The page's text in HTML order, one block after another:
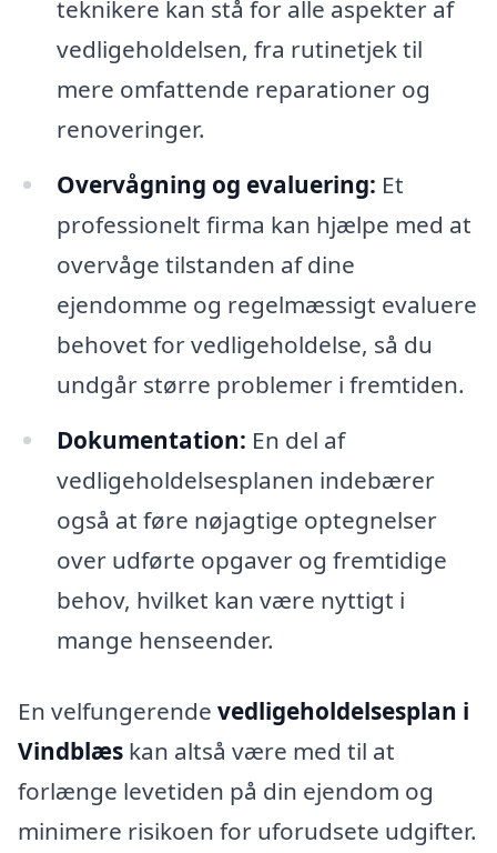
teknikere kan stå for alle aspekter af
vedligeholdelsen, fra rutinetjek til
mere omfattende reparationer og
renoveringer.
Overvågning og evaluering: Et
professionelt firma kan hjælpe med at
overvåge tilstanden af dine
ejendomme og regelmæssigt evaluere
behovet for vedligeholdelse, så du
undgår større problemer i fremtiden.
Dokumentation: En del af
vedligeholdelsesplanen indebærer
også at føre nøjagtige optegnelser
over udførte opgaver og fremtidige
behov, hvilket kan være nyttigt i
mange henseender.
En velfungerende vedligeholdelsesplan i
Vindblæs kan altså være med til at
forlænge levetiden på din ejendom og
minimere risikoen for uforudsete udgifter.